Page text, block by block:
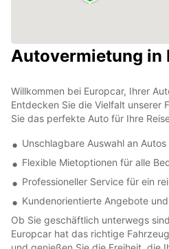
Autovermietung in
Willkommen bei Europcar, Ihrer
Entdecken Sie die Vielfalt unserer
Sie das perfekte Auto für Ihre
Unschlagbare Auswahl an
Flexible Mietoptionen für alle
Professioneller Service für ein
Kundenorientierte Angebote
Ob Sie geschäftlich unterwegs
Europcar hat das richtige